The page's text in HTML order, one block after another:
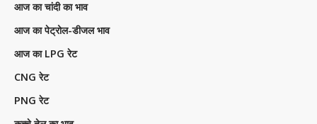
आज का चांदी का भाव
आज का पेट्रोल-डीजल भाव
आज का LPG रेट
CNG रेट
PNG रेट